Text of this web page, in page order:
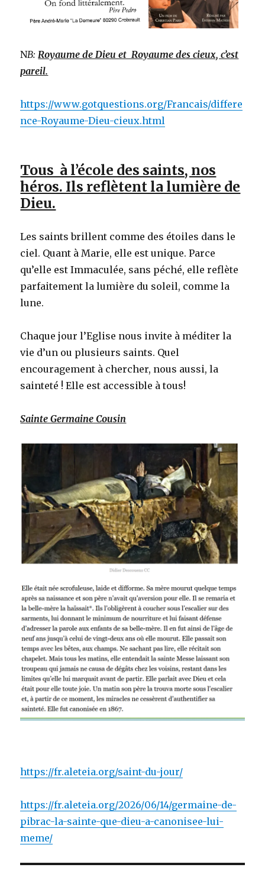
NB:Royaume de Dieu et Royaume des cieux, c’est
pareil.
https://www.gotquestions.org/Francais/differe
nce-Royaume-Dieu-cieux.html
Tous à l’école des saints, nos
héros. Ils reflètent la lumière de
Dieu.
Les saints brillent comme des étoiles dans le
ciel. Quant à Marie, elle est unique. Parce
qu’elle est Immaculée, sans péché, elle reflète
parfaitement la lumière du soleil, comme la
lune.
Chaque jour l’Eglise nous invite à méditer la
vie d’un ou plusieurs saints. Quel
encouragement à chercher, nous aussi, la
sainteté ! Elle est accessible à tous!
Sainte Germaine Cousin
https://fr.aleteia.org/saint-du-jour/
https://fr.aleteia.org/2026/06/14/germaine-de-
pibrac-la-sainte-que-dieu-a-canonisee-lui-
meme/